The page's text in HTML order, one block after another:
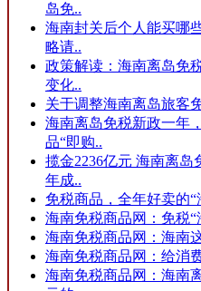
岛免..
海南封关后个人能买哪
略请..
政策解读：海南离岛免
变化..
关于调整海南离岛旅客
海南离岛免税新政一年
品“即购..
揽金2236亿元 海南离岛
年成..
免税商品，全年好卖的“
海南免税商品网：免税“
海南免税商品网：海南
海南免税商品网：给消
海南免税商品网：海南